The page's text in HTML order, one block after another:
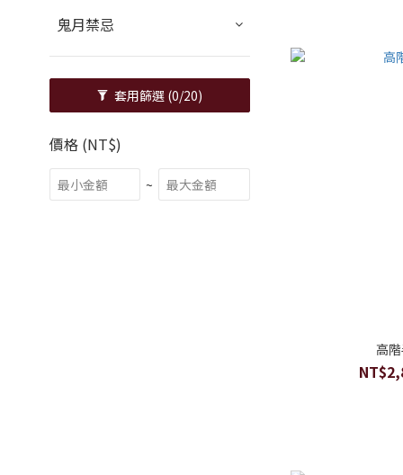
鬼月禁忌
套用篩選 (0/20)
價格 (NT$)
~
高